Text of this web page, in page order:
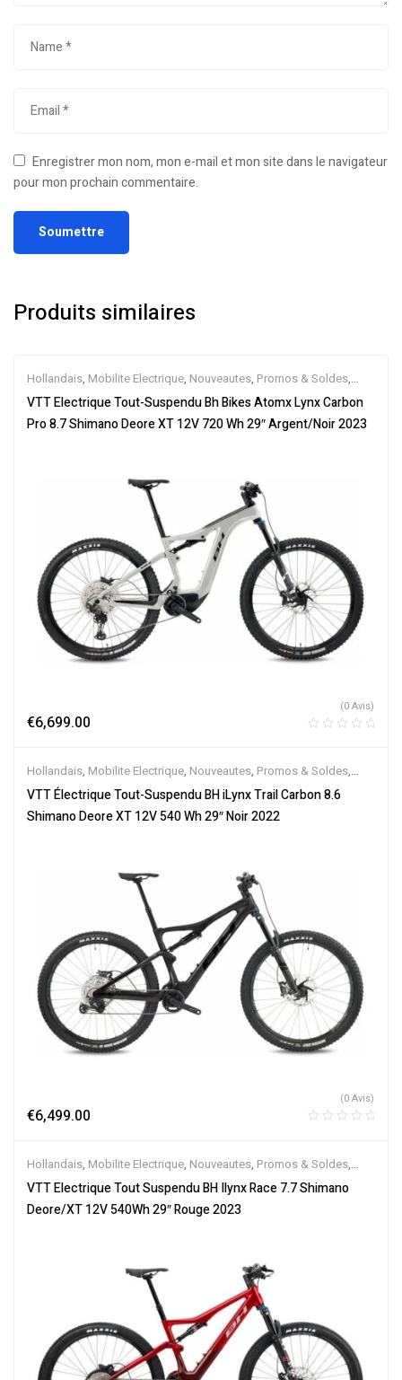
Enregistrer mon nom, mon e-mail et mon site dans le navigateur
pour mon prochain commentaire.
Produits similaires
Hollandais, Mobilite Electrique, Nouveautes, Promos & Soldes,
Tout-Suspendus ,Vélo électrique ville,Velos Electriques,VTT
Électriques
VTT Electrique Tout-Suspendu Bh Bikes Atomx Lynx Carbon
Pro 8.7 Shimano Deore XT 12V 720 Wh 29″ Argent/Noir 2023
€6,699.00
(0 Avis)
Hollandais, Mobilite Electrique, Nouveautes, Promos & Soldes,
Tout-Suspendus,Vélo électrique ville,Velos Electriques,VTT
Électriques
VTT Électrique Tout-Suspendu BH iLynx Trail Carbon 8.6
Shimano Deore XT 12V 540 Wh 29″ Noir 2022
€6,499.00
(0 Avis)
Hollandais, Mobilite Electrique, Nouveautes, Promos & Soldes,
Tout-Suspendus ,Vélo électrique ville,Velos Electriques,VTT
Électriques
VTT Electrique Tout Suspendu BH Ilynx Race 7.7 Shimano
Deore/XT 12V 540Wh 29″ Rouge 2023